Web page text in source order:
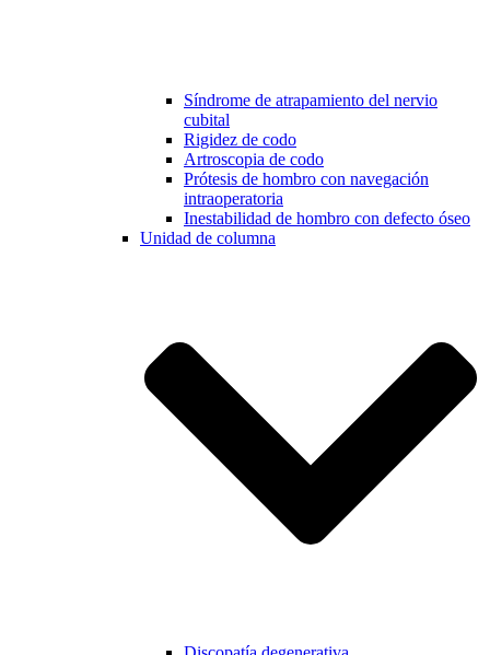
Síndrome de atrapamiento del nervio
cubital
Rigidez de codo
Artroscopia de codo
Prótesis de hombro con navegación
intraoperatoria
Inestabilidad de hombro con defecto óseo
Unidad de columna